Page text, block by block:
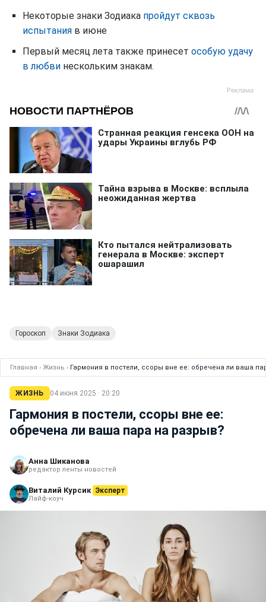
Некоторые знаки Зодиака пройдут сквозь
испытания в июне
Первый месяц лета также принесет особую удачу
в любви нескольким знакам.
Гороскоп Знаки Зодиака
Главная › Жизнь › Гармония в постели, ссоры вне ее: обречена ли ваша
ЖИЗНЬ 04 июня 2025 · 20:20
Гармония в постели, ссоры вне ее:
обречена ли ваша пара на разрыв?
Анна Шиканова
редактор ленты новостей
Виталий Курсик Эксперт
Лайф-коуч